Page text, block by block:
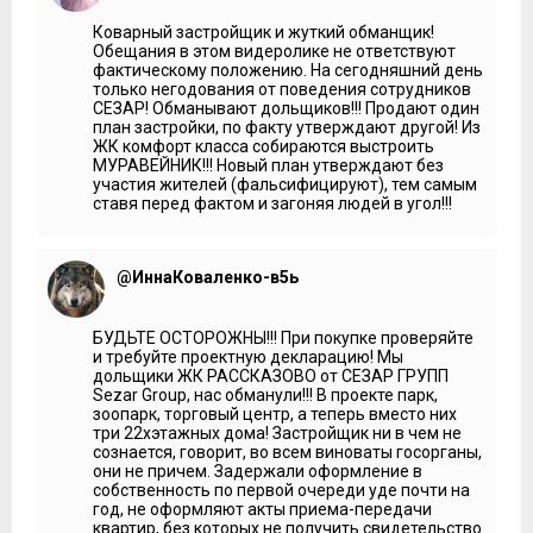
Киевскому шоссе и увидеть где они будут соединяться.
Владимир Гордиенко:Наших подписчиков волнует
вопрос, как долго будет оставаться нетронутой
территория Ульяновского лесопарка и не застроят ли ее в
ближайшее время другими комплексами?
Сотрудник:Тоже очень хороший вопрос. Всё дело в том,
что с момента присоединения территории новой Москвы
к Москве, все зелёные зоны получили особый статус.
Допустим, территория Ульяновского лесопарка - это зона
образом, стройка на них вообще, в принципе, невозможна
и перевод в другое целевое назначение в Москве также
невозможен. Мы строим наш жилой комплекс на
территории бывшего пионерлагеря «Красного Октября»,
чётко по границе проходит наша зона. Рядом есть
цветочное тепличное хозяйство, где выращивают цветы.
А сама территория Ульяновского лесопарка как не была
тронута, так и останется нетронутой по причине целевого
назначения территории. Если говорить о развитии зоны
Ульяновского лесопарка, то можно сказать, на этой карте
тоже видно, что вот эта территория больше останется
именно природным заповедником. А территория ближе к
нашему жилому комплексу преобразуется в парк и, мы
видим, с очень грамотно прорисованными пешеходными
Коварный застройщик и жуткий обманщик!
Обещания в этом видеролике не ответствуют
фактическому положению. На сегодняшний день
только негодования от поведения сотрудников
СЕЗАР! Обманывают дольщиков!!! Продают один
план застройки, по факту утверждают другой! Из
ЖК комфорт класса собираются выстроить
МУРАВЕЙНИК!!! Новый план утверждают без
участия жителей (фальсифицируют), тем самым
ставя перед фактом и загоняя людей в угол!!!
@ИннаКоваленко-в5ь
БУДЬТЕ ОСТОРОЖНЫ!!! При покупке проверяйте
и требуйте проектную декларацию! Мы
дольщики ЖК РАССКАЗОВО от СЕЗАР ГРУПП
Sezar Group, нас обманули!!! В проекте парк,
зоопарк, торговый центр, а теперь вместо них
три 22хэтажных дома! Застройщик ни в чем не
сознается, говорит, во всем виноваты госорганы,
они не причем. Задержали оформление в
собственность по первой очереди уде почти на
год, не оформляют акты приема-передачи
квартир, без которых не получить свидетельство